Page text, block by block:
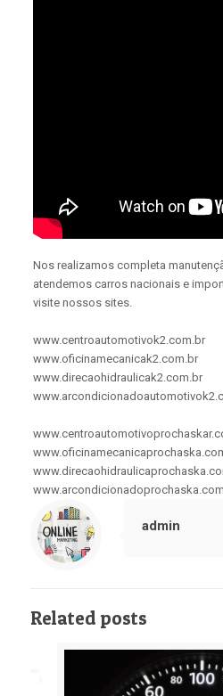
Nos realizamos completa
atendemos carros nacionais e
visite nossos sites.
www.centroautomotivok2.com.br
www.oficinamecanicak2.com.br
www.direcaohidraulicak2.com.br
admin
Related posts